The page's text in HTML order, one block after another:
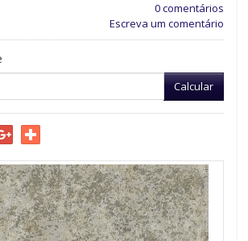
0 comentários
Escreva um comentário
Calcular